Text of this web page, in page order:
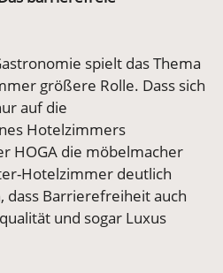
spielt das Thema
größere Rolle. Dass sich
auf die
Hotelzimmers
HOGA die möbelmacher
Hotelzimmer deutlich
dass Barrierefreiheit auch
und sogar Luxus